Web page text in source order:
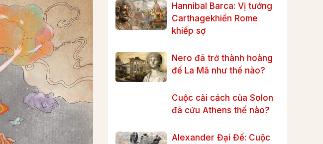
Hannibal Barca: Vị tướng
Carthagekhiến Rome
khiếp sợ
Nero đã trở thành hoàng
đế La Mã như thế nào?
Cuộc cải cách của Solon
đã cứu Athens thế nào?
Alexander Đại Đế: Cuộc